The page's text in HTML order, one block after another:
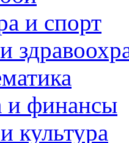
и спорт
и финансы
культура